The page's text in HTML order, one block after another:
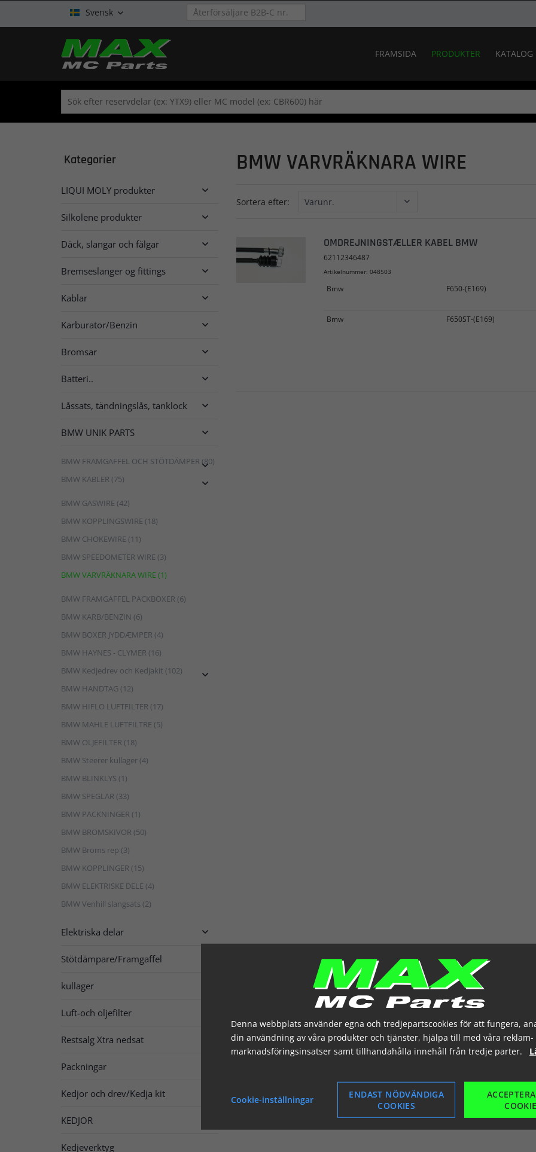
Svensk 
FRAMSIDA PRODUKTER KATALOG
Kategorier
LIQUI MOLY produkter 
Silkolene produkter 
Däck, slangar och fälgar 
Bremseslanger og fittings 
Kablar 
Karburator/Benzin 
Bromsar 
Batteri.. 
Låssats, tändningslås, tanklock 
BMW UNIK PARTS 
BMW FRAMGAFFEL OCH STÖTDÄMPER (80)

BMW KABLER (75) 
BMW GASWIRE (42)
BMW KOPPLINGSWIRE (18)
BMW CHOKEWIRE (11)
BMW SPEEDOMETER WIRE (3)
BMW VARVRÄKNARA WIRE (1)
BMW FRAMGAFFEL PACKBOXER (6)
BMW KARB/BENZIN (6)
BMW BOXER JYDDÆMPER (4)
BMW HAYNES - CLYMER (16)
BMW Kedjedrev och Kedjakit (102)

BMW HANDTAG (12)
BMW HIFLO LUFTFILTER (17)
BMW MAHLE LUFTFILTRE (5)
BMW OLJEFILTER (18)
BMW Steerer kullager (4)
BMW BLINKLYS (1)
BMW SPEGLAR (33)
BMW PACKNINGER (1)
BMW BROMSKIVOR (50)
BMW Broms rep (3)
BMW KOPPLINGER (15)
BMW ELEKTRISKE DELE (4)
BMW Venhill slangsats (2)
Elektriska delar 
Stötdämpare/Framgaffel
kullager
Luft-och oljefilter
Restsalg Xtra nedsat
Packningar
Kedjor och drev/Kedja kit
KEDJOR
Kedjeverktyg
BMW VARVRÄKNARA WIRE
Sortera efter:
OMDREJNINGSTÆLLER KABEL BMW
62112346487
Artikelnummer: 048503
Bmw F650-(E169)
Bmw
F650ST-(E169)
Denna webbplats använder egna och tredjepartscookies för att fungera,
din användning av våra produkter och tjänster, hjälpa till med våra reklam-
marknadsföringsinsatser samt tillhandahålla innehåll från tredje parter.
Cookie-inställningar
ENDAST NÖDVÄNDIGA
COOKIES